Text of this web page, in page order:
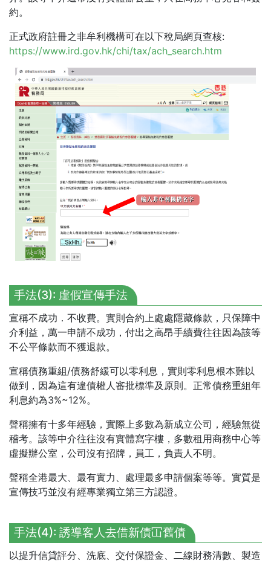
約。
正式政府註冊之非牟利機構可在以下稅局網頁查核:
https://www.ird.gov.hk/chi/tax/ach_search.htm
手法(3): 虛假宣傳手法
宣稱不成功．不收費。實則合約上處處隱藏條款，只保障中
介利益，萬一申請不成功，付出之高昂手續費往往因為該等
不公平條款而不獲退款。
宣稱債務重組/債務舒緩可以零利息，實則零利息根本難以
做到，因為這有違債權人審批標準及原則。正常債務重組年
利息約為3%~12%。
聲稱擁有十多年經驗，實際上多數為新成立公司，經驗無從
稽考。該等中介往往沒有實體寫字樓，多數租用商務中心等
虛擬辦公室，公司沒有招牌，員工，負責人不明。
聲稱全港最大、最有實力、處理最多申請個案等等。實質是
宣傳技巧並沒有經專業獨立第三方認證。
手法(4): 誘導客人去借新債冚舊債
以提升信貸評分、洗底、交付保證金、二線財務清數、製造